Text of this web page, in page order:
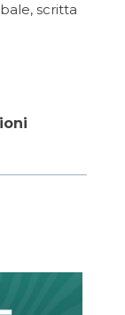
scritta